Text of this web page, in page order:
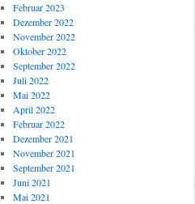
Februar 2023
Dezember 2022
November 2022
Oktober 2022
September 2022
Juli 2022
Mai 2022
April 2022
Februar 2022
Dezember 2021
November 2021
September 2021
Juni 2021
Mai 2021